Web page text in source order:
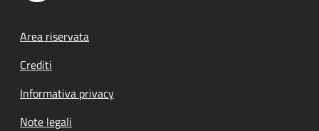
Footer menu
Area riservata
Crediti
Informativa privacy
Note legali